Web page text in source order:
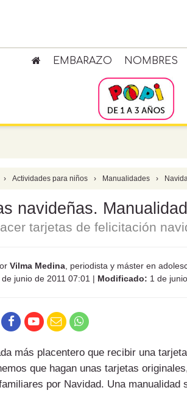
EMBARAZO NOMBRES
› Actividades para niños › Manualidades ›
navideñas.
tarjetas de felicitación
Vilma Medina , periodista y máster en
de junio de 2011 07:01 | Modificado: 1 de
más placentero que recibir una
que hagan unas tarjetas
por Navidad. Una